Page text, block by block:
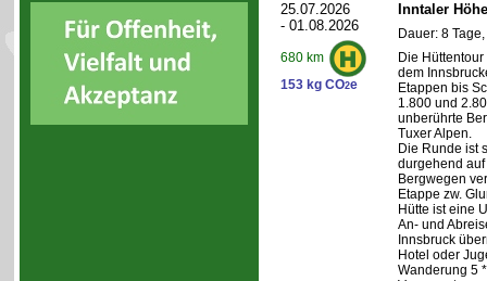
25.07.2026
- 01.08.2026
680 km
153 kg CO2e
Inntaler
Dauer: 8
Die
dem
Etappen bis
1.800 und
unberührte
Tuxer Alpen.
Die Runde ist
durgehend
Bergwegen
Etappe zw.
Hütte ist eine
An- und
Innsbruck
Hotel oder
Wanderung 5